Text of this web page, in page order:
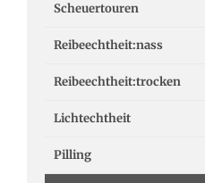
Scheuertouren
Reibeechtheit:nass
Reibeechtheit:trocken
Lichtechtheit
Pilling